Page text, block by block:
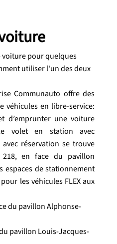
voiture pour quelques
utiliser l'un des deux
Communauto offre des
véhicules en libre-service:
d’emprunter une voiture
volet en station avec
réservation se trouve
en face du pavillon
espaces de stationnement
les véhicules FLEX aux
du pavillon Alphonse-
pavillon Louis-Jacques-